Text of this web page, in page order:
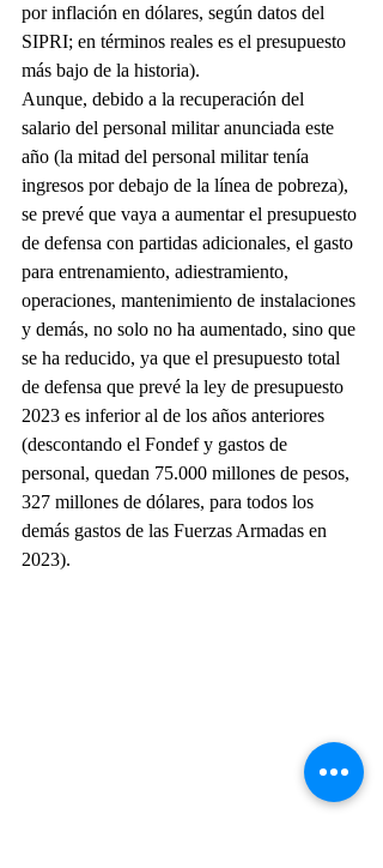
por inflación en dólares, según datos del
SIPRI; en términos reales es el presupuesto
más bajo de la historia).
Aunque, debido a la recuperación del
salario del personal militar anunciada este
año (la mitad del personal militar tenía
ingresos por debajo de la línea de pobreza),
se prevé que vaya a aumentar el presupuesto
de defensa con partidas adicionales, el gasto
para entrenamiento, adiestramiento,
operaciones, mantenimiento de instalaciones
y demás, no solo no ha aumentado, sino que
se ha reducido, ya que el presupuesto total
de defensa que prevé la ley de presupuesto
2023 es inferior al de los años anteriores
(descontando el Fondef y gastos de
personal, quedan 75.000 millones de pesos,
327 millones de dólares, para todos los
demás gastos de las Fuerzas Armadas en
2023).